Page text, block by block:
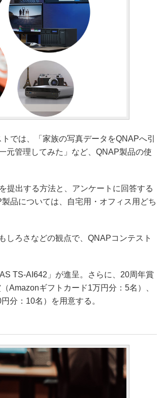
では、「家族の写真データをQNAPへ引
元管理してみた」など、QNAP製品の使
提出する方法と、アンケートに回答する
品については、自宅用・オフィス用どち
しろさなどの観点で、QNAPコンテスト
TS-AI642」が進呈。さらに、20周年賞
Amazonギフトカード1万円分：5名）、
分：10名）を用意する。